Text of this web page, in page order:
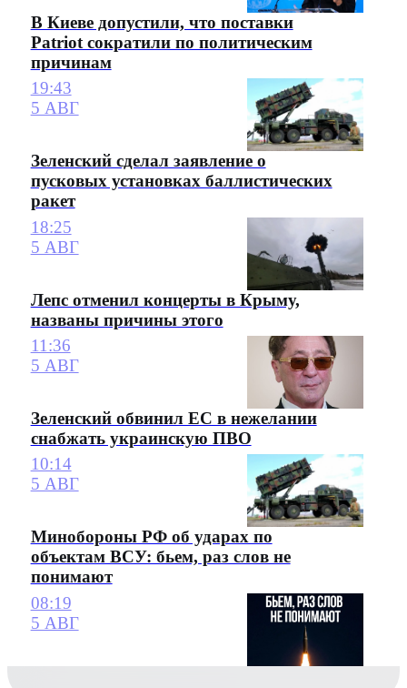
В Киеве допустили, что поставки
Patriot сократили по политическим
причинам
19:43
5 АВГ
Зеленский сделал заявление о
пусковых установках баллистических
ракет
18:25
5 АВГ
Лепс отменил концерты в Крыму,
названы причины этого
11:36
5 АВГ
Зеленский обвинил ЕС в нежелании
снабжать украинскую ПВО
10:14
5 АВГ
Минобороны РФ об ударах по
объектам ВСУ: бьем, раз слов не
понимают
08:19
5 АВГ